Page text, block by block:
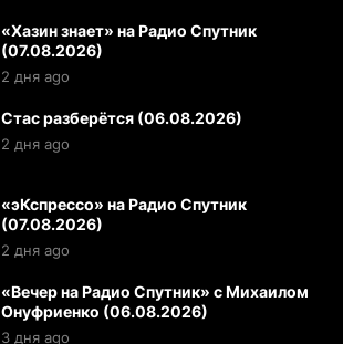
«Хазин знает» на Радио Спутник
(07.08.2026)
2 дня ago
Стас разберётся (06.08.2026)
2 дня ago
«эКспрессо» на Радио Спутник
(07.08.2026)
2 дня ago
«Вечер на Радио Спутник» с Михаилом
Онуфриенко (06.08.2026)
3 дня ago